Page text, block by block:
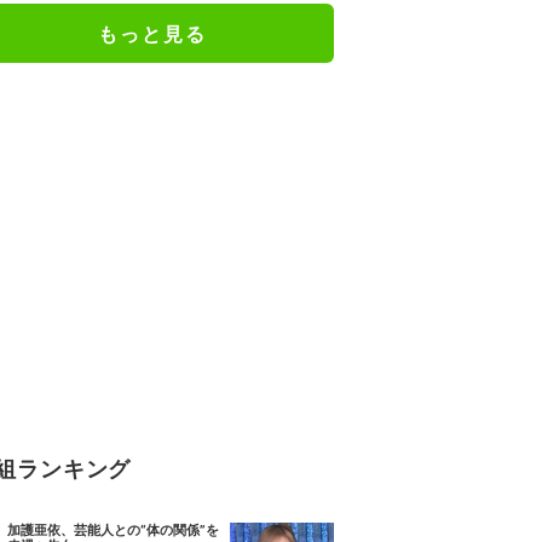
もっと見る
ランキング
加護亜依、芸能人との“体の関係”を